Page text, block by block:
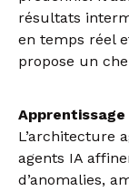
résultats
en temps réel
propose un
L’architecture
agents IA
d’anomalies,